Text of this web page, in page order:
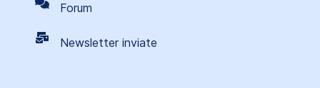
Forum
Newsletter inviate